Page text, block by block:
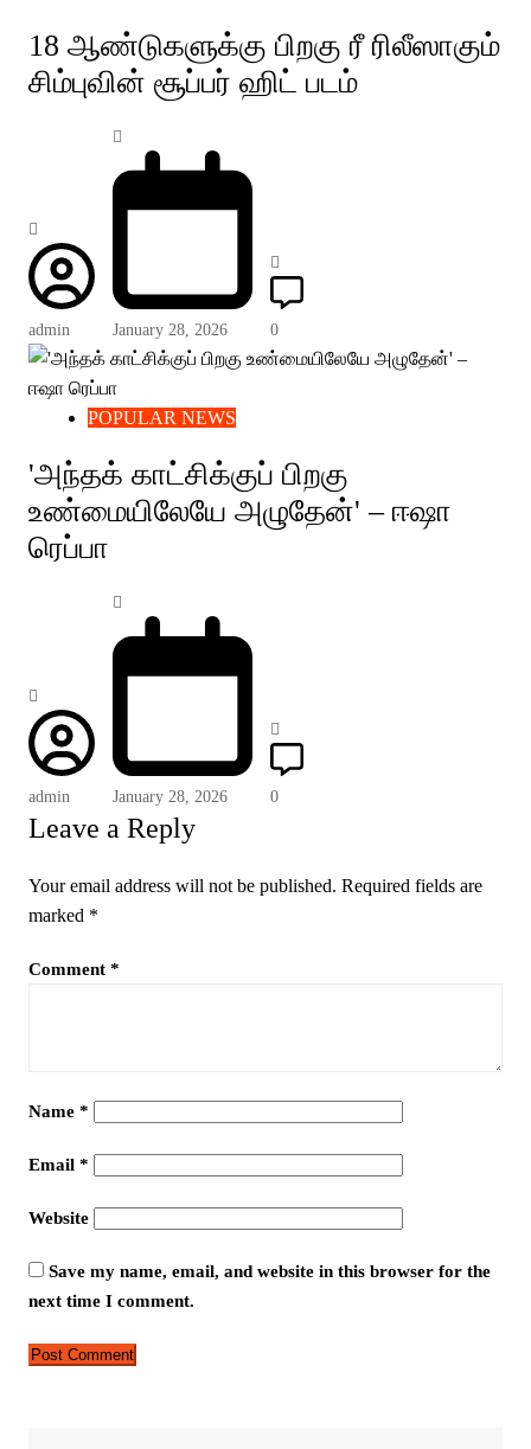
18 ஆண்டுகளுக்கு பிறகு ரீ ரிலீஸாகும்
சிம்புவின் சூப்பர் ஹிட் படம்
admin January 28, 2026 0
POPULAR NEWS
'அந்தக் காட்சிக்குப் பிறகு
உண்மையிலேயே அழுதேன்' – ஈஷா
ரெப்பா
admin January 28, 2026 0
Leave a Reply
Your email address will not be published. Required fields are
marked *
Comment *
Name *
Email *
Website
Save my name, email, and website in this browser for the
next time I comment.